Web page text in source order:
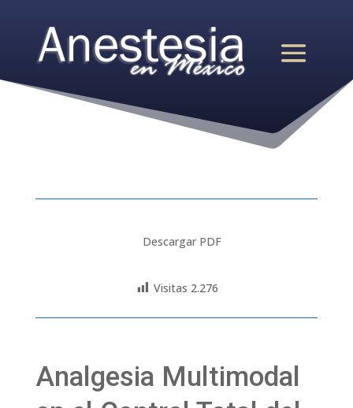
Descargar PDF
Visitas 2.276
Analgesia Multimodal